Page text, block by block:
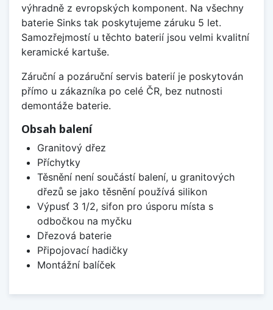
výhradně z evropských komponent. Na všechny
baterie Sinks tak poskytujeme záruku 5 let.
Samozřejmostí u těchto baterií jsou velmi kvalitní
keramické kartuše.
Záruční a pozáruční servis baterií je poskytován
přímo u zákazníka po celé ČR, bez nutnosti
demontáže baterie.
Obsah balení
Granitový dřez
Příchytky
Těsnění není součástí balení, u granitových
dřezů se jako těsnění používá silikon
Výpusť 3 1/2, sifon pro úsporu místa s
odbočkou na myčku
Dřezová baterie
Připojovací hadičky
Montážní balíček